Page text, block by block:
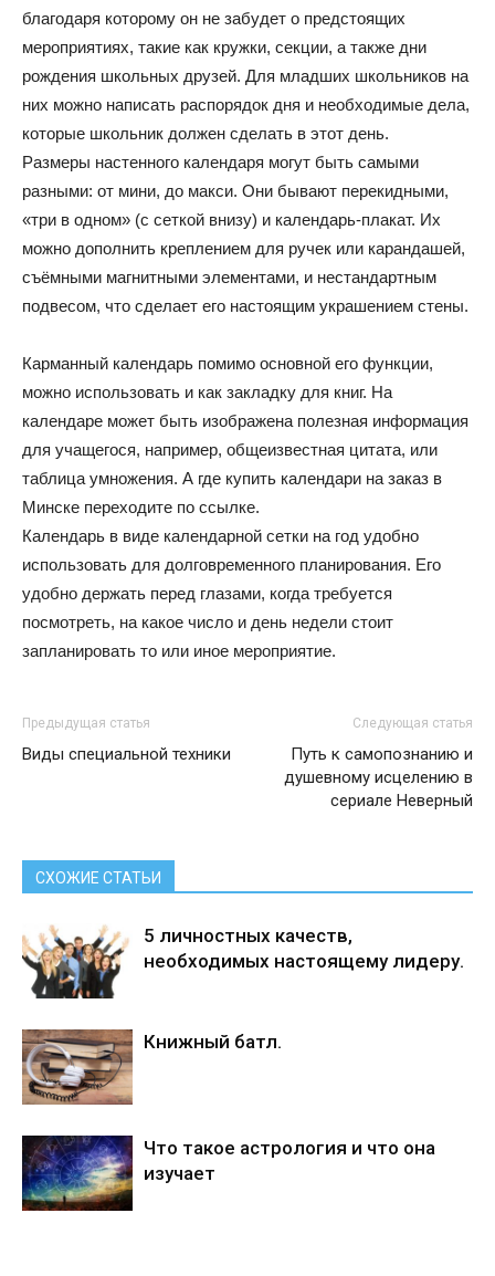
благодаря которому он не забудет о предстоящих
мероприятиях, такие как кружки, секции, а также дни
рождения школьных друзей. Для младших школьников на
них можно написать распорядок дня и необходимые дела,
которые школьник должен сделать в этот день.
Размеры настенного календаря могут быть самыми
разными: от мини, до макси. Они бывают перекидными,
«три в одном» (с сеткой внизу) и календарь-плакат. Их
можно дополнить креплением для ручек или карандашей,
съёмными магнитными элементами, и нестандартным
подвесом, что сделает его настоящим украшением стены.
Карманный календарь помимо основной его функции,
можно использовать и как закладку для книг. На
календаре может быть изображена полезная информация
для учащегося, например, общеизвестная цитата, или
таблица умножения. А где купить календари на заказ в
Минске переходите по ссылке.
Календарь в виде календарной сетки на год удобно
использовать для долговременного планирования. Его
удобно держать перед глазами, когда требуется
посмотреть, на какое число и день недели стоит
запланировать то или иное мероприятие.
Предыдущая статья
Виды специальной техники
Следующая статья
Путь к самопознанию и
душевному исцелению в
сериале Неверный
СХОЖИЕ СТАТЬИ
5 личностных качеств,
необходимых настоящему лидеру.
Книжный батл.
Что такое астрология и что она
изучает